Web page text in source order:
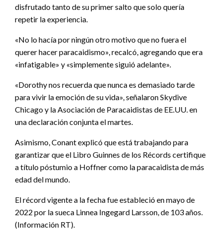
disfrutado tanto de su primer salto que solo quería
repetir la experiencia.
«No lo hacía por ningún otro motivo que no fuera el
querer hacer paracaidismo», recalcó, agregando que era
«infatigable» y «simplemente siguió adelante».
«Dorothy nos recuerda que nunca es demasiado tarde
para vivir la emoción de su vida», señalaron Skydive
Chicago y la Asociación de Paracaidistas de EE.UU. en
una declaración conjunta el martes.
Asimismo, Conant explicó que está trabajando para
garantizar que el Libro Guinnes de los Récords certifique
a título póstumio a Hoffner como la paracaidista de más
edad del mundo.
El récord vigente a la fecha fue estableció en mayo de
2022 por la sueca Linnea Ingegard Larsson, de 103 años.
(Información RT).